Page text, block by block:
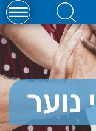
נוער